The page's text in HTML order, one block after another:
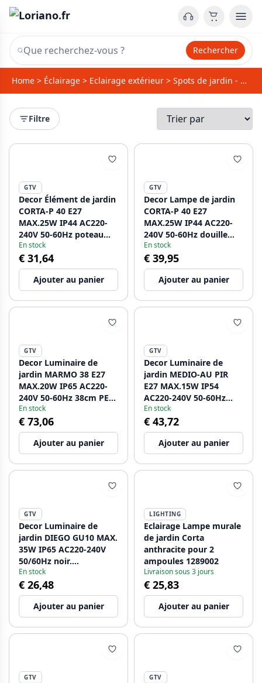
Rechercher
Home > Éclairage > Eclairage extérieur > Spots de jardin - Éclairage au sol
Filtre
GTV
Decor Élément de jardin
CORTA-P 40 E27
MAX.25W IP44 AC220-
240V 50-60Hz poteau
anthracite 1208963860
En stock
€ 31,64
Ajouter au panier
GTV
Decor Lampe de jardin
CORTA-P 40 E27
MAX.25W IP44 AC220-
240V 50-60Hz douille
max. 3000W borne
graphite. 1208963861
En stock
€ 39,95
Ajouter au panier
GTV
Decor Luminaire de
jardin MARMO 38 E27
MAX.20W IP65 AC220-
240V 50-60Hz 38cm PE
1208963936
En stock
€ 73,06
Ajouter au panier
GTV
Decor Luminaire de
jardin MEDIO-AU PIR
E27 MAX.15W IP54
AC220-240V 50-60Hz
lampe murale
supérieure en graphite.
1208963938
En stock
€ 43,72
Ajouter au panier
GTV
Decor Luminaire de
jardin DIEGO GU10 MAX.
35W IP65 AC220-240V
50/60Hz noir.
1208963865 - Lot de 2
En stock
€ 26,48
Ajouter au panier
LIGHTING
Eclairage Lampe murale
de jardin Corta
anthracite pour 2
ampoules 1289002
Livraison sous 3 jours
€ 25,83
Ajouter au panier
GTV GTV